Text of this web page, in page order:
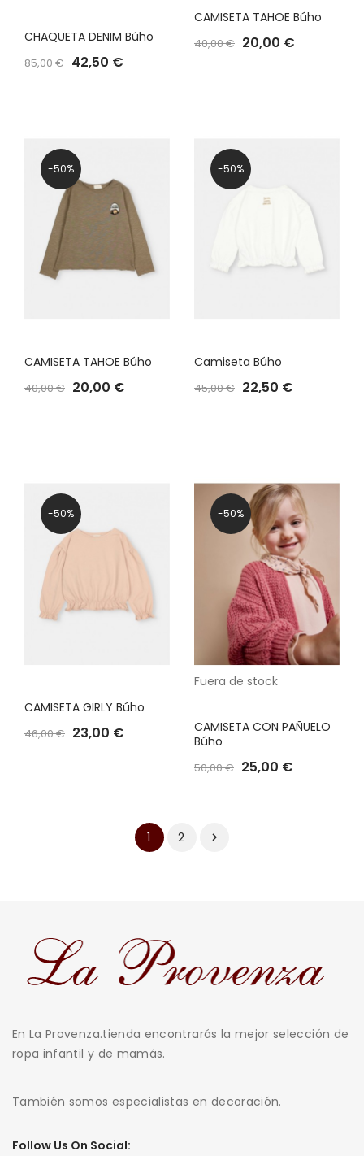
CHAQUETA DENIM Búho
85,00 € 42,50 €
CAMISETA TAHOE Búho
40,00 € 20,00 €
-50%
CAMISETA TAHOE Búho
40,00 € 20,00 €
-50%
Camiseta Búho
45,00 € 22,50 €
-50%
CAMISETA GIRLY Búho
46,00 € 23,00 €
-50%
Fuera de stock
CAMISETA CON PAÑUELO
Búho
50,00 € 25,00 €
1 2 
En La Provenza.tienda encontrarás la mejor selección de
ropa infantil y de mamás.
También somos especialistas en decoración.
Follow Us On Social: